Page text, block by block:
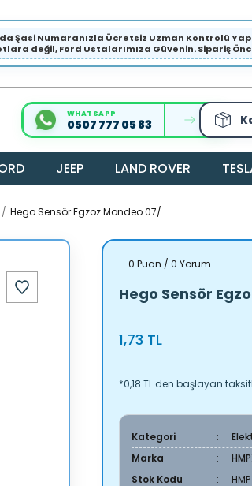
Şasi Numaranızla Ücretsiz Uzman Kontrolü
değil, Ford Ustalarımıza Güvenin. Sipariş
WHATSAPP
0507 777 05 83
JEEP LAND ROVER
Hego Sensör Egzoz Mondeo 07/
0 Puan / 0 Yorum
Hego Sensör
1,73 TL
*0,18 TL den başlayan
Kategori
Marka
Stok Kodu